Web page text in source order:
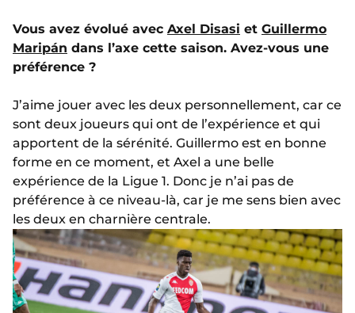
Vous avez évolué avec Axel Disasi et Guillermo
Maripán dans l’axe cette saison. Avez-vous une
préférence ?
J’aime jouer avec les deux personnellement, car ce
sont deux joueurs qui ont de l’expérience et qui
apportent de la sérénité. Guillermo est en bonne
forme en ce moment, et Axel a une belle
expérience de la Ligue 1. Donc je n’ai pas de
préférence à ce niveau-là, car je me sens bien avec
les deux en charnière centrale.